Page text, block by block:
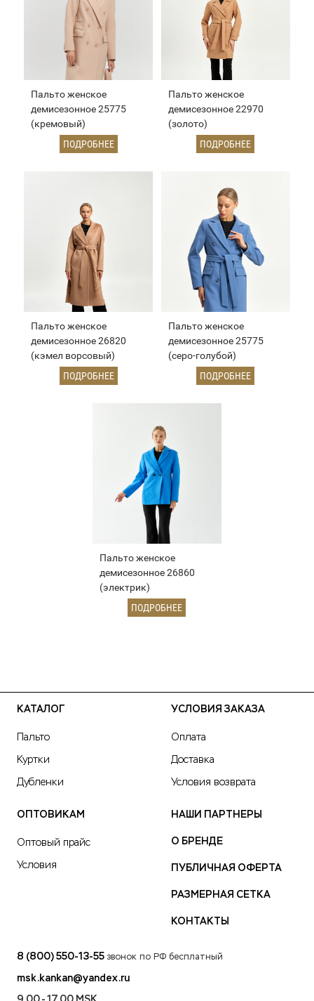
Пальто женское
демисезонное 25775
(кремовый)
ПОДРОБНЕЕ
Пальто женское
демисезонное 22970
(золото)
ПОДРОБНЕЕ
Пальто женское
демисезонное 26820
(кэмел ворсовый)
ПОДРОБНЕЕ
Пальто женское
демисезонное 25775
(серо-голубой)
ПОДРОБНЕЕ
Пальто женское
демисезонное 26860
(электрик)
ПОДРОБНЕЕ
КАТАЛОГ
Пальто
Куртки
Дубленки
УСЛОВИЯ ЗАКАЗА
Оплата
Доставка
Условия возврата
ОПТОВИКАМ
Оптовый прайс
Условия
НАШИ ПАРТНЕРЫ
О БРЕНДЕ
ПУБЛИЧНАЯ ОФЕРТА
РАЗМЕРНАЯ СЕТКА
КОНТАКТЫ
8 (800) 550-13-55 звонок по РФ бесплатный
msk.kankan@yandex.ru